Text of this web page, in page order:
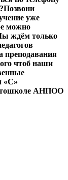
Позвони
уже
можно
ждём только
преподавания
чтоб наши
«С»
АНПОО